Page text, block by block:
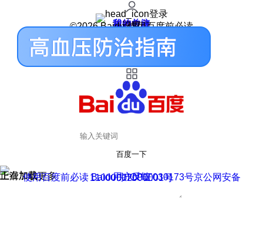
登录
我的关注
我的收藏
皮肤中心
用户反馈
设置
©2026 Baidu 使用百度前必读
百度一下
正在加载
上滑加载更多 用户反馈
使用百度前必读 Baidu 京ICP证030173号
京公网安备11000002000001号